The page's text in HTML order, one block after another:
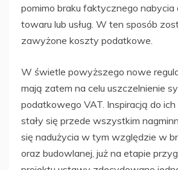
pomimo braku faktycznego nabycia
towaru lub usług. W ten sposób
zawyżone koszty podatkowe.
W świetle powyższego nowe
mają zatem na celu uszczelnienie
podatkowego VAT. Inspiracją do
stały się przede wszystkim
się nadużycia w tym względzie w
oraz budowlanej, już na etapie